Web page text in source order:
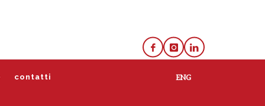
contatti